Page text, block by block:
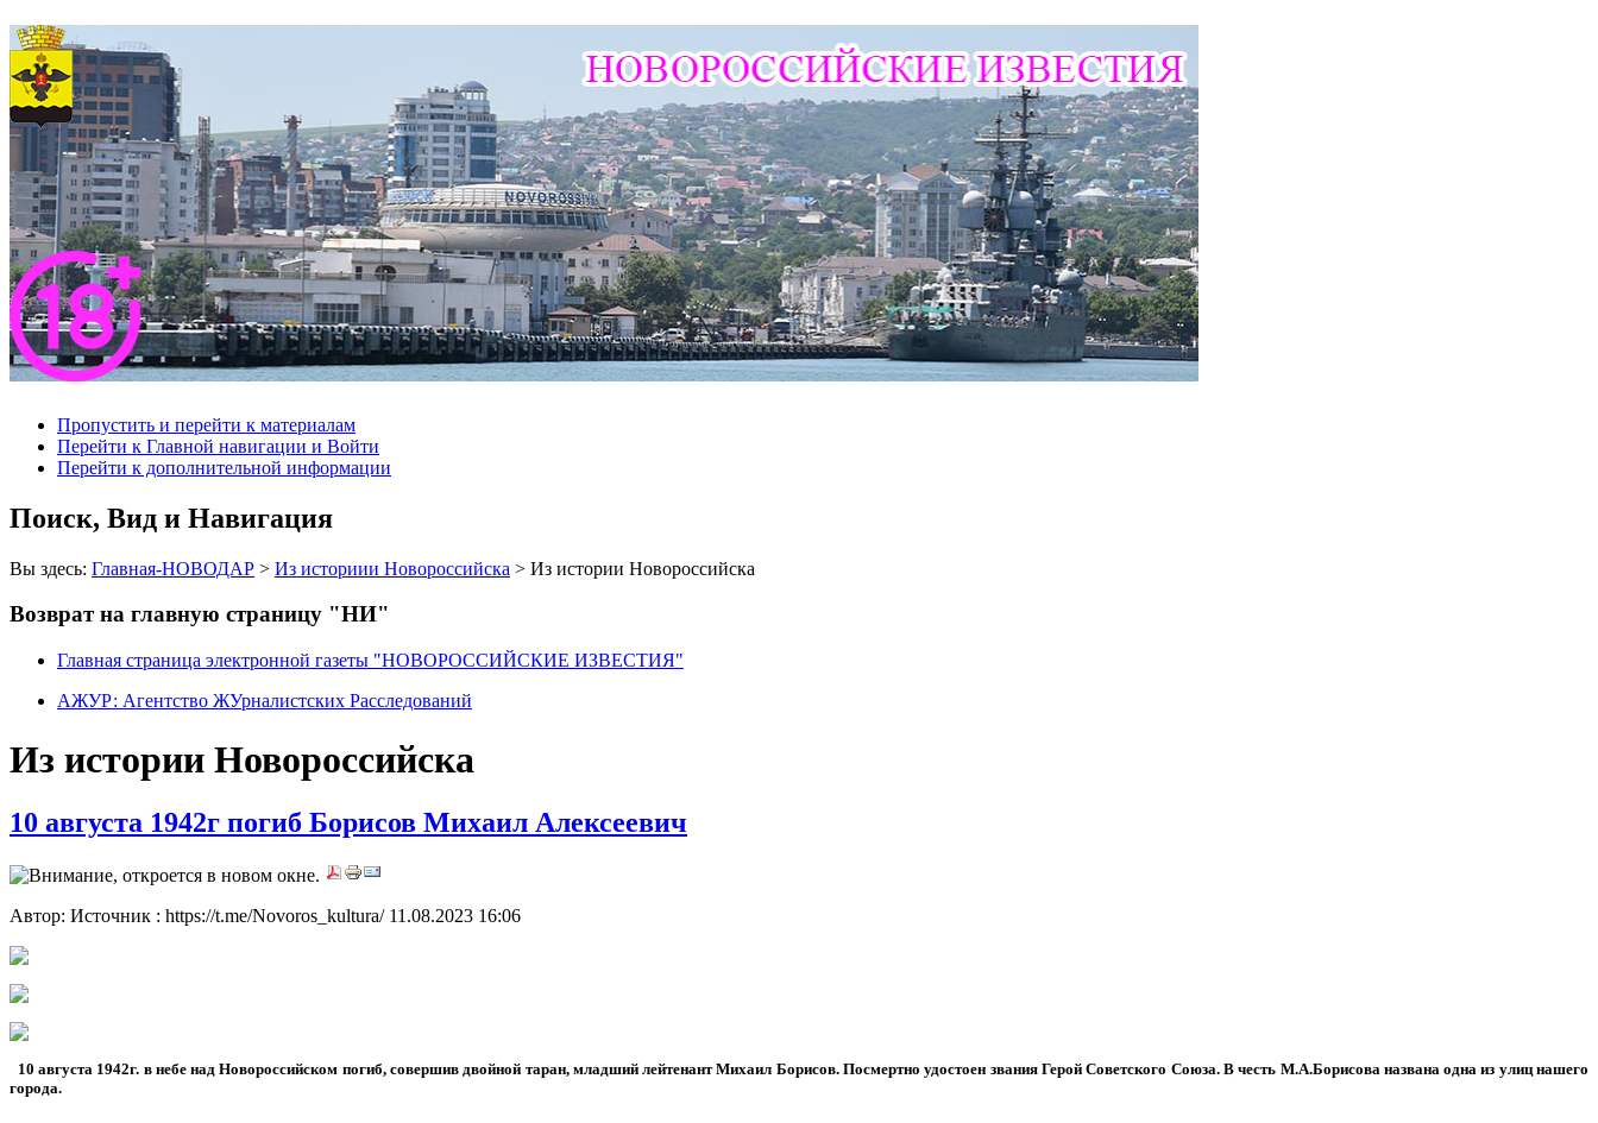
Пропустить и перейти к материалам
Перейти к Главной навигации и Войти
Перейти к дополнительной информации
Поиск, Вид и Навигация
Вы здесь: Главная-НОВОДАР > Из историии Новороссийска > Из истории Новороссийска
Возврат на главную страницу "НИ"
Главная страница электронной газеты "НОВОРОССИЙСКИЕ ИЗВЕСТИЯ"
АЖУР: Агентство ЖУрналистских Расследований
Из истории Новороссийска
10 августа 1942г погиб Борисов Михаил Алексеевич
Автор: Источник : https://t.me/Novoros_kultura/ 11.08.2023 16:06
10 августа 1942г. в небе над Новороссийском погиб, совершив двойной таран, младший лейтенант Михаил Борисов. Посмертно удостоен звания Герой Советского Союза. В честь М.А.Борисова названа одна из улиц нашего
города.